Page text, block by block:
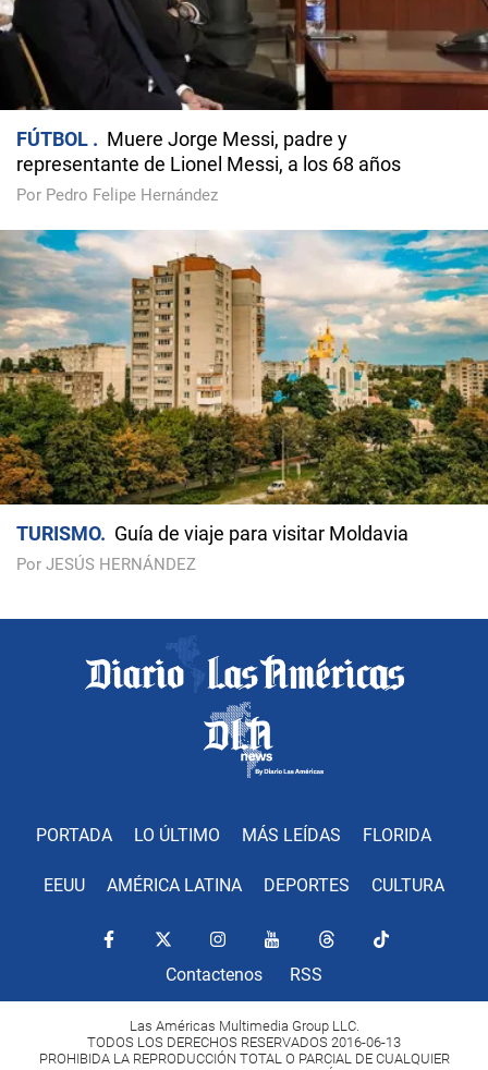
FÚTBOL
Muere Jorge Messi, padre y
representante de Lionel Messi, a los 68 años
Por Pedro Felipe Hernández
TURISMO Guía de viaje para visitar Moldavia
Por JESÚS HERNÁNDEZ
PORTADA LO ÚLTIMO MÁS LEÍDAS FLORIDA
EEUU AMÉRICA LATINA DEPORTES CULTURA
Contactenos RSS
Las Américas Multimedia Group LLC.
TODOS LOS DERECHOS RESERVADOS 2016-06-13
PROHIBIDA LA REPRODUCCIÓN TOTAL O PARCIAL DE CUALQUIER